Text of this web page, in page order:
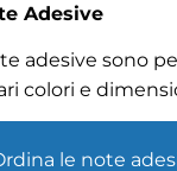
Adesive
adesive sono
colori e
le note